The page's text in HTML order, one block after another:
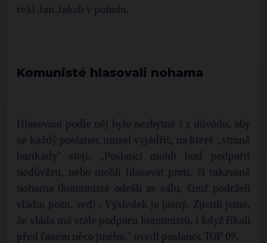
řekl Jan Jakob v pořadu.
Komunisté hlasovali nohama
Hlasování podle něj bylo nezbytné i z důvodu, aby
se každý poslanec musel vyjádřit, na které „straně
barikády“ stojí. „Poslanci mohli buď podpořit
nedůvěru, nebo mohli hlasovat proti, či takzvaně
nohama (komunisté odešli ze sálu, čímž podrželi
vládu; pozn. red) . Výsledek je jasný. Zjistili jsme,
že vláda má stále podporu komunistů, i když říkali
před časem něco jiného,“ uvedl poslanec TOP 09.